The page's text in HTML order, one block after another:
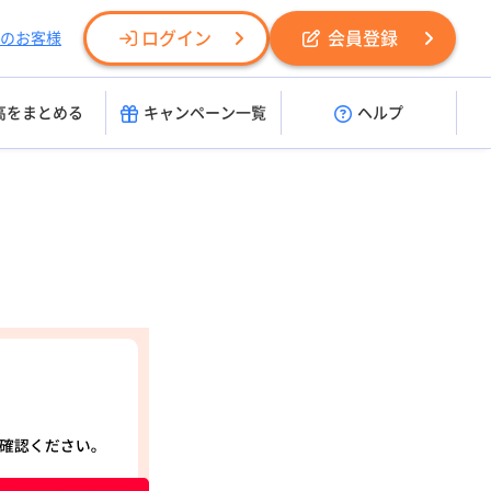
お客様 ログイン 会員登録
をまとめる キャンペーン一覧 ヘルプ